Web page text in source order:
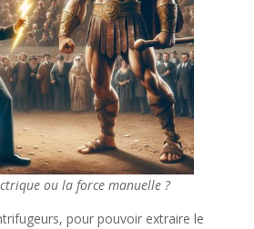
ou la force manuelle ?
pour pouvoir extraire le